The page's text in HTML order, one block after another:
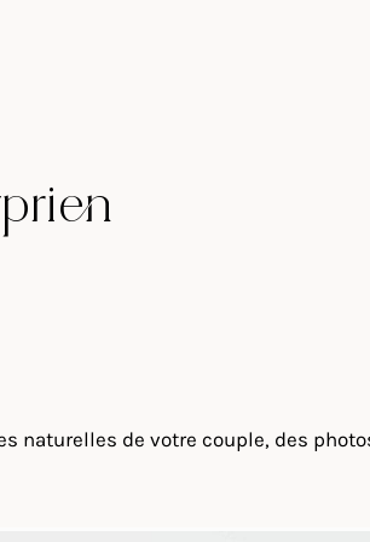
naturelles de votre couple, des